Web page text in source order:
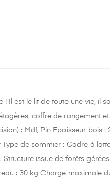
! Il est le lit de toute une vie, il
coffre de rangement
: Mdf, Pin Epaisseur bois :
de sommier : Cadre à
issue de forêts
: 30 kg Charge maximale